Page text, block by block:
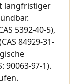
langfristiger
5392-40-5),
84929-31-
90063-97-1).